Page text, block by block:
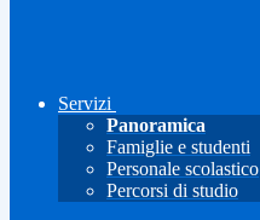
Servizi
Panoramica
Famiglie e studenti
Personale scolastico
Percorsi di studio